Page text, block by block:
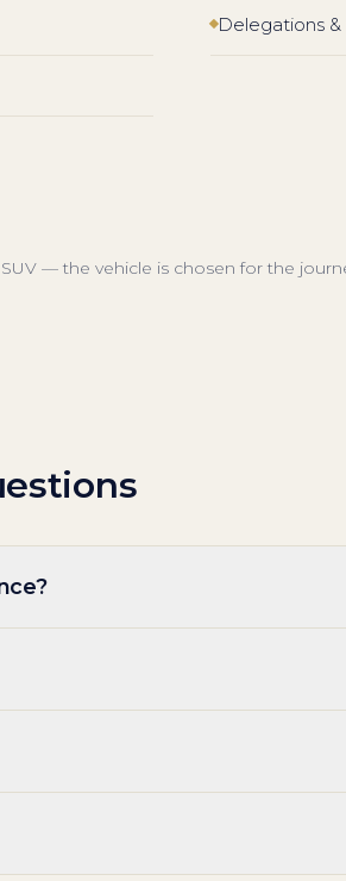
Delegations
SUV — the vehicle is chosen for the